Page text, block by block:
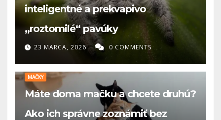
inteligentné a prekvapivo
„roztomilé“ pavúky
23 MARCA, 2026 0 COMMENTS
MAČKY
Máte doma mačku a chcete druhú?
Ako ich správne zoznámiť bez